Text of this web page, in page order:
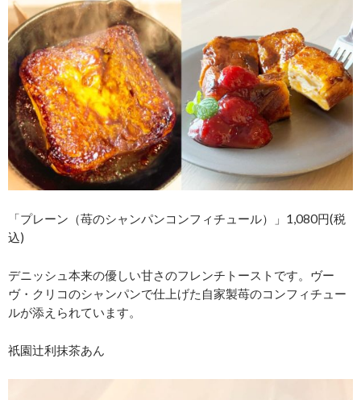
「プレーン（苺のシャンパンコンフィチュール）」1,080円(税
込)
デニッシュ本来の優しい甘さのフレンチトーストです。ヴー
ヴ・クリコのシャンパンで仕上げた自家製苺のコンフィチュー
ルが添えられています。
祇園辻利抹茶あん